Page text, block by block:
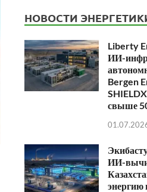
НОВОСТИ
Liberty
ИИ-
Bergen
свыше
ИИ-
энергию